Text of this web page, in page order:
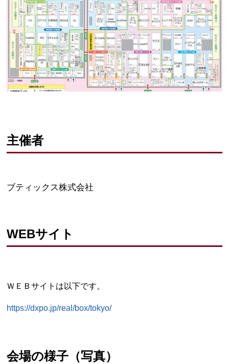
主催者
ブティックス株式会社
WEBサイト
ＷＥＢサイトは以下です。
https://dxpo.jp/real/box/tokyo/
会場の様子（写真）